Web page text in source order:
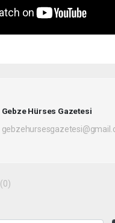
Gebze Hürses Gazetesi
(0)